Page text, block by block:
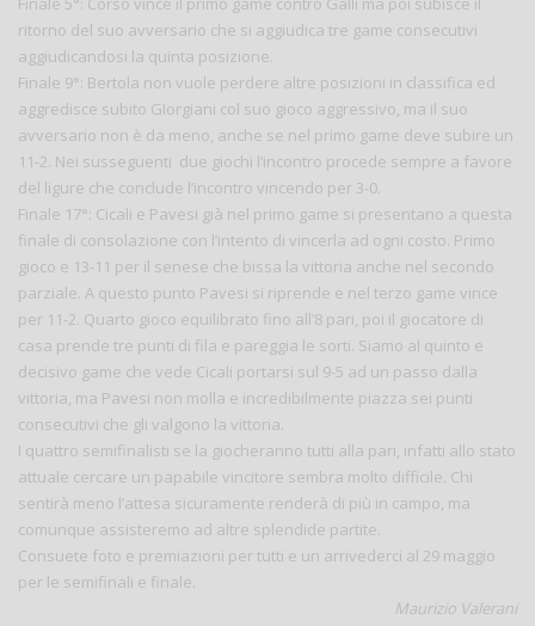
ritorno del suo avversario che si aggiudica tre game consecutivi
aggiudicandosi la quinta posizione.
Finale 9°: Bertola non vuole perdere altre posizioni in classifica ed
aggredisce subito GIorgiani col suo gioco aggressivo, ma il suo
avversario non è da meno, anche se nel primo game deve subire un
11-2. Nei susseguenti due giochi l’incontro procede sempre a favore
del ligure che conclude l’incontro vincendo per 3-0.
Finale 17°: Cicali e Pavesi già nel primo game si presentano a questa
finale di consolazione con l’intento di vincerla ad ogni costo. Primo
gioco e 13-11 per il senese che bissa la vittoria anche nel secondo
parziale. A questo punto Pavesi si riprende e nel terzo game vince
per 11-2. Quarto gioco equilibrato fino all’8 pari, poi il giocatore di
casa prende tre punti di fila e pareggia le sorti. Siamo al quinto e
decisivo game che vede Cicali portarsi sul 9-5 ad un passo dalla
vittoria, ma Pavesi non molla e incredibilmente piazza sei punti
consecutivi che gli valgono la vittoria.
I quattro semifinalisti se la giocheranno tutti alla pari, infatti allo stato
attuale cercare un papabile vincitore sembra molto difficile. Chi
sentirà meno l’attesa sicuramente renderà di più in campo, ma
comunque assisteremo ad altre splendide partite.
Consuete foto e premiazioni per tutti e un arrivederci al 29 maggio
per le semifinali e finale.
Maurizio Valerani